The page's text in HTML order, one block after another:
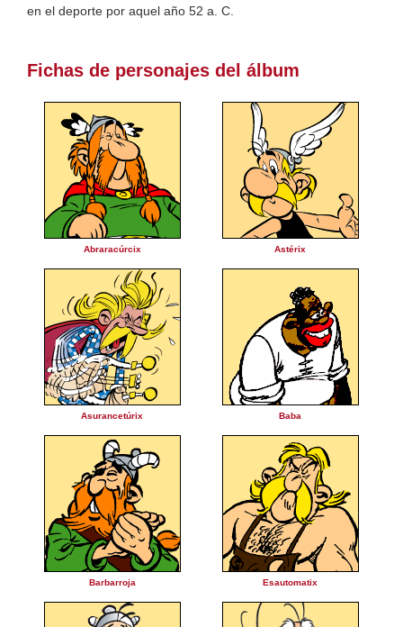
en el deporte por aquel año 52 a. C.
Fichas de personajes del álbum
Abraracúrcix Astérix
Asurancetúrix Baba
Barbarroja Esautomatix